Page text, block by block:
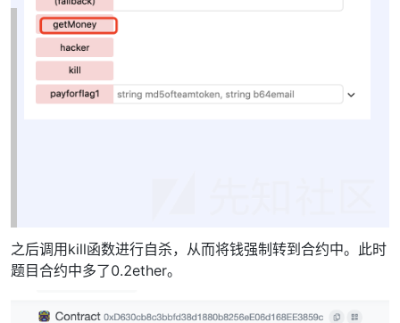
之后调用kill函数进行自杀，从而将钱强制转到合约中。此时
题目合约中多了0.2ether。